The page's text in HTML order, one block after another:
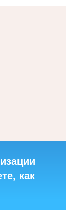
как